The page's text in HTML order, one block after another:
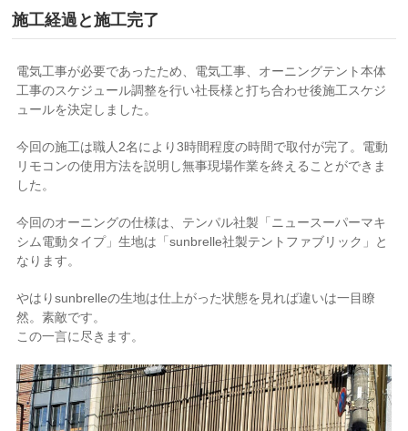
施工経過と施工完了
電気工事が必要であったため、電気工事、オーニングテント本体
工事のスケジュール調整を行い社長様と打ち合わせ後施工スケジ
ュールを決定しました。
今回の施工は職人2名により3時間程度の時間で取付が完了。電動
リモコンの使用方法を説明し無事現場作業を終えることができま
した。
今回のオーニングの仕様は、テンパル社製「ニュースーパーマキ
シム電動タイプ」生地は「sunbrelle社製テントファブリック」と
なります。
やはりsunbrelleの生地は仕上がった状態を見れば違いは一目瞭
然。素敵です。
この一言に尽きます。